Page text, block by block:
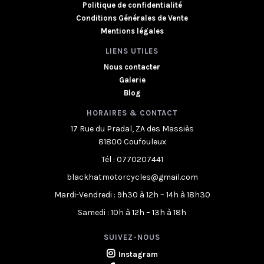
Politique de confidentialité
Conditions Générales de Vente
Mentions légales
LIENS UTILES
Nous contacter
Galerie
Blog
HORAIRES & CONTACT
17 Rue du Pradal, ZA des Massiès
81800 Coufouleux
Tél : 0770207441
blackhatmotorcycles@gmail.com
Mardi-Vendredi : 9h30 à 12h – 14h à 18h30
Samedi : 10h à 12h – 13h à 18h
SUIVEZ-NOUS
Instagram